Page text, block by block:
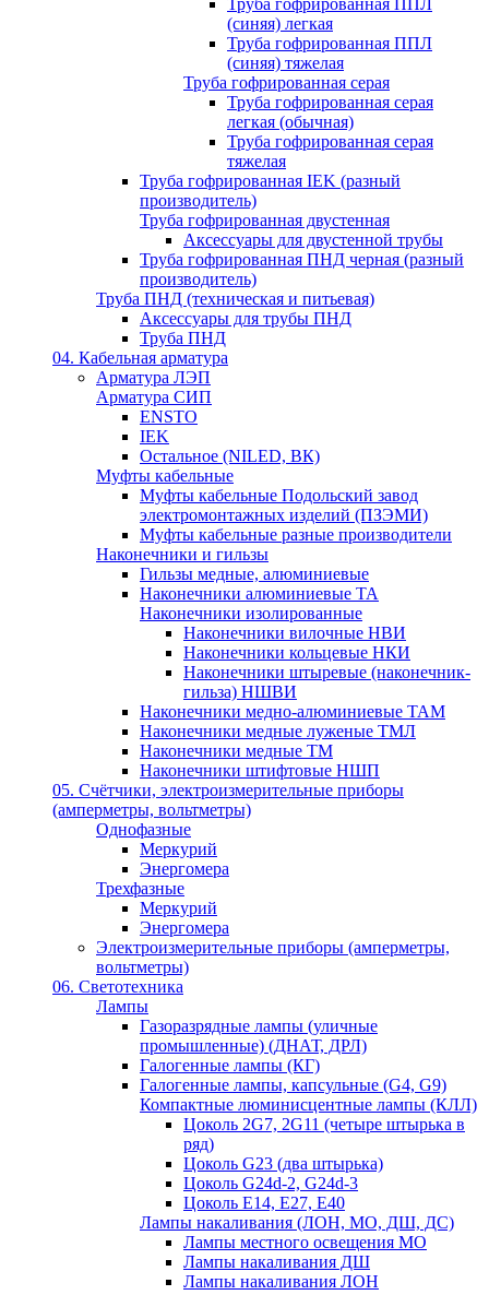
Труба гофрированная ППЛ
(синяя) легкая
Труба гофрированная ППЛ
(синяя) тяжелая
Труба гофрированная серая
Труба гофрированная серая
легкая (обычная)
Труба гофрированная серая
тяжелая
Труба гофрированная IEK (разный
производитель)
Труба гофрированная двустенная
Аксессуары для двустенной трубы
Труба гофрированная ПНД черная (разный
производитель)
Труба ПНД (техническая и питьевая)
Аксессуары для трубы ПНД
Труба ПНД
04. Кабельная арматура
Арматура ЛЭП
Арматура СИП
ENSTO
IEK
Остальное (NILED, ВК)
Муфты кабельные
Муфты кабельные Подольский завод
электромонтажных изделий (ПЗЭМИ)
Муфты кабельные разные производители
Наконечники и гильзы
Гильзы медные, алюминиевые
Наконечники алюминиевые ТА
Наконечники изолированные
Наконечники вилочные НВИ
Наконечники кольцевые НКИ
Наконечники штыревые (наконечник-
гильза) НШВИ
Наконечники медно-алюминиевые ТАМ
Наконечники медные луженые ТМЛ
Наконечники медные ТМ
Наконечники штифтовые НШП
05. Счётчики, электроизмерительные приборы
(амперметры, вольтметры)
Однофазные
Меркурий
Энергомера
Трехфазные
Меркурий
Энергомера
Электроизмерительные приборы (амперметры,
вольтметры)
06. Светотехника
Лампы
Газоразрядные лампы (уличные
промышленные) (ДНАТ, ДРЛ)
Галогенные лампы (КГ)
Галогенные лампы, капсульные (G4, G9)
Компактные люминисцентные лампы (КЛЛ)
Цоколь 2G7, 2G11 (четыре штырька в
ряд)
Цоколь G23 (два штырька)
Цоколь G24d-2, G24d-3
Цоколь Е14, Е27, Е40
Лампы накаливания (ЛОН, МО, ДШ, ДС)
Лампы местного освещения МО
Лампы накаливания ДШ
Лампы накаливания ЛОН